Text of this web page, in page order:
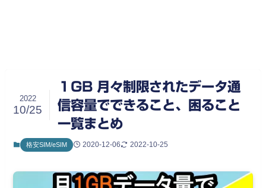
１GB 月々制限されたデータ通
信容量でできること、困ること
一覧まとめ
2022
10/25
格安SIM/eSIM 2020-12-06 2022-10-25